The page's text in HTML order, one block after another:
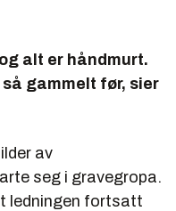
alt er håndmurt.
gammelt før, sier
av
seg i gravegropa.
ledningen fortsatt